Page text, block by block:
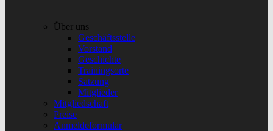
Über uns
Geschäftsstelle
Vorstand
Geschichte
Trainingsorte
Satzung
Mitglieder
Mitgliedschaft
Preise
Anmeldeformular